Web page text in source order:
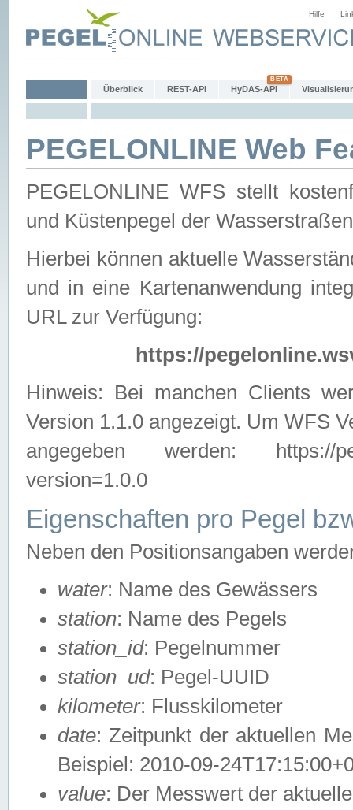
Hilfe
Überblick REST-API HyDAS-API
PEGELONLINE Web
PEGELONLINE WFS stellt
und Küstenpegel der
Hierbei können aktuelle
und in eine Kartenanwendung
URL zur Verfügung:
https://
Hinweis: Bei manchen Clients
Version 1.1.0 angezeigt. Um WFS
angegeben werden: https://
version=1.0.0
Eigenschaften pro Pegel
Neben den Positionsangaben
water: Name des Gewässers
station: Name des Pegels
station_id: Pegelnummer
station_ud: Pegel-UUID
kilometer: Flusskilometer
date: Zeitpunkt der aktuellen
Beispiel: 2010-09-
value: Der Messwert der